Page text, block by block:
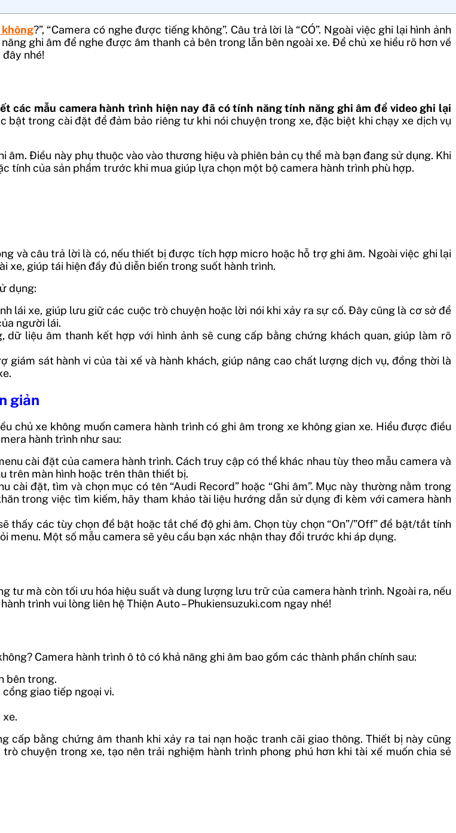
?”, “Camera có nghe được tiếng không”. Câu trả lời là “CÓ”. Ngoài việc ghi lại hình ảnh
ghi âm để nghe được âm thanh cả bên trong lẫn bên ngoài xe. Để chủ xe hiểu rõ hơn về
nhé!
các mẫu camera hành trình hiện nay đã có tính năng tính năng ghi âm để video ghi lại
bật trong cài đặt để đảm bảo riêng tư khi nói chuyện trong xe, đặc biệt khi chạy xe dịch vụ
Điều này phụ thuộc vào vào thương hiệu và phiên bản cụ thể mà bạn đang sử dụng. Khi
tính của sản phẩm trước khi mua giúp lựa chọn một bộ camera hành trình phù hợp.
và câu trả lời là có, nếu thiết bị được tích hợp micro hoặc hỗ trợ ghi âm. Ngoài việc ghi lại
xe, giúp tái hiện đầy đủ diễn biến trong suốt hành trình.
dụng:
lái xe, giúp lưu giữ các cuộc trò chuyện hoặc lời nói khi xảy ra sự cố. Đây cũng là cơ sở để
người lái.
liệu âm thanh kết hợp với hình ảnh sẽ cung cấp bằng chứng khách quan, giúp làm rõ
giám sát hành vi của tài xế và hành khách, giúp nâng cao chất lượng dịch vụ, đồng thời là
giản
chủ xe không muốn camera hành trình có ghi âm trong xe không gian xe. Hiểu được điều
hành trình như sau:
cài đặt của camera hành trình. Cách truy cập có thể khác nhau tùy theo mẫu camera và
trên màn hình hoặc trên thân thiết bị.
cài đặt, tìm và chọn mục có tên “Audi Record” hoặc “Ghi âm”. Mục này thường nằm trong
trong việc tìm kiếm, hãy tham khảo tài liệu hướng dẫn sử dụng đi kèm với camera hành
thấy các tùy chọn để bật hoặc tắt chế độ ghi âm. Chọn tùy chọn “On”/”Off” để bật/tắt tính
Một số mẫu camera sẽ yêu cầu bạn xác nhận thay đổi trước khi áp dụng.
tư mà còn tối ưu hóa hiệu suất và dung lượng lưu trữ của camera hành trình. Ngoài ra, nếu
trình vui lòng liên hệ Thiện Auto – Phukiensuzuki.com ngay nhé!
Camera hành trình ô tô có khả năng ghi âm bao gồm các thành phần chính sau:
bên trong.
giao tiếp ngoại vi.
cấp bằng chứng âm thanh khi xảy ra tai nạn hoặc tranh cãi giao thông. Thiết bị này cũng
chuyện trong xe, tạo nên trải nghiệm hành trình phong phú hơn khi tài xế muốn chia sẻ